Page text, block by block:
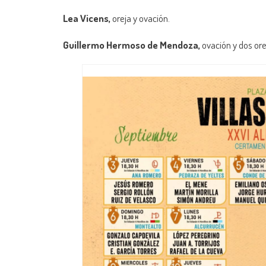
Lea Vicens,oreja y ovación.
Guillermo Hermoso de Mendoza,ovación y dos